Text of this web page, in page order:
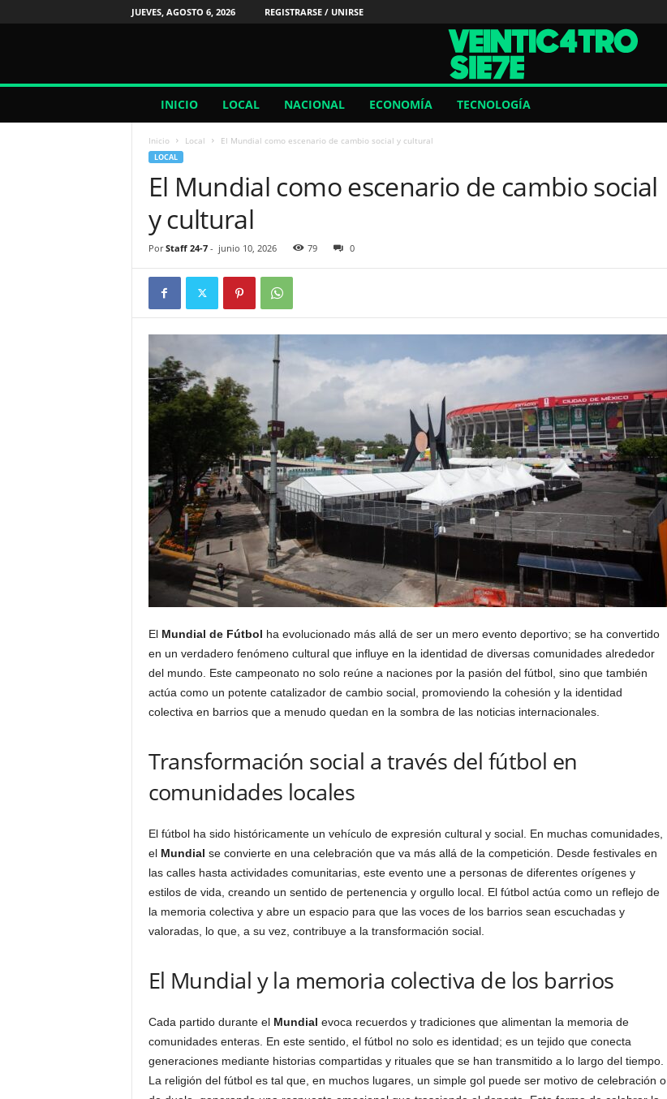
JUEVES, AGOSTO 6, 2026 REGISTRARSE / UNIRSE
/
INICIO LOCAL NACIONAL ECONOMÍA TECNOLOGÍA
Inicio Local El Mundial como escenario de cambio social y cultural
LOCAL
El Mundial como escenario de cambio social
y cultural
Por Staff 24-7- junio 10, 2026 79 0
El Mundial de Fútbol ha evolucionado más allá de ser un mero evento deportivo; se ha convertido
en un verdadero fenómeno cultural que influye en la identidad de diversas comunidades alrededor
del mundo. Este campeonato no solo reúne a naciones por la pasión del fútbol, sino que también
actúa como un potente catalizador de cambio social, promoviendo la cohesión y la identidad
colectiva en barrios que a menudo quedan en la sombra de las noticias internacionales.
Transformación social a través del fútbol en
comunidades locales
El fútbol ha sido históricamente un vehículo de expresión cultural y social. En muchas comunidades,
el Mundial se convierte en una celebración que va más allá de la competición. Desde festivales en
las calles hasta actividades comunitarias, este evento une a personas de diferentes orígenes y
estilos de vida, creando un sentido de pertenencia y orgullo local. El fútbol actúa como un reflejo de
la memoria colectiva y abre un espacio para que las voces de los barrios sean escuchadas y
valoradas, lo que, a su vez, contribuye a la transformación social.
El Mundial y la memoria colectiva de los barrios
Cada partido durante el Mundial evoca recuerdos y tradiciones que alimentan la memoria de
comunidades enteras. En este sentido, el fútbol no solo es identidad; es un tejido que conecta
generaciones mediante historias compartidas y rituales que se han transmitido a lo largo del tiempo.
La religión del fútbol es tal que, en muchos lugares, un simple gol puede ser motivo de celebración o